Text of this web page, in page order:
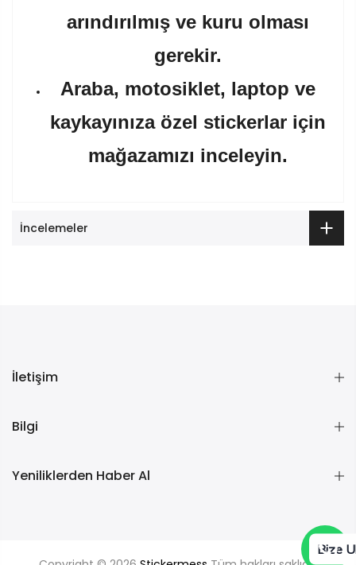
arındırılmış ve kuru olması
gerekir.
Araba, motosiklet, laptop ve
kaykayınıza özel stickerlar için
mağazamızı inceleyin.
İncelemeler
İletişim
Bilgi
Yeniliklerden Haber Al
Bize